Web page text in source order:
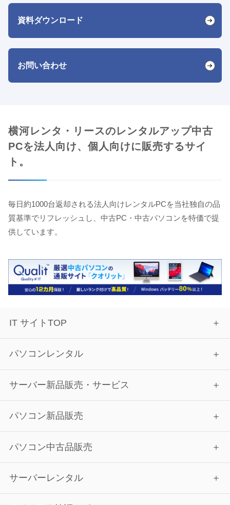
資料ダウンロード
お問い合わせ
横河レンタ・リースのレンタルアップ中古
PCを法人向け、個人向けに販売するサイ
ト。
毎日約1000台返却される法人向けレンタルPCを当社独自の品
質基準でリフレッシュし、中古PC・中古パソコンを特価で提
供しています。
IT サイトTOP
パソコンレンタル
サーバー新品販売・サービス
パソコン新品販売
パソコン中古品販売
サーバーレンタル